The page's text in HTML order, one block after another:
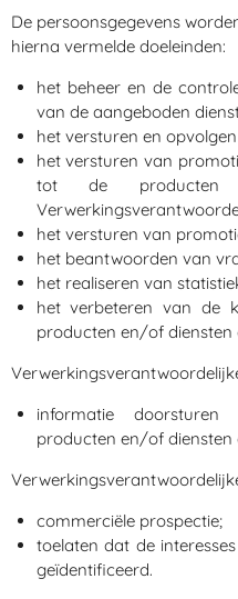
De persoonsgegevens
hierna vermelde doeleinden:
het beheer en de
van de aangeboden
het versturen en
het versturen van
tot de
het versturen van
het beantwoorden van
het realiseren van
het verbeteren van de
producten en/of diensten
informatie
producten en/of diensten
commerciële prospectie;
toelaten dat de
geïdentificeerd.